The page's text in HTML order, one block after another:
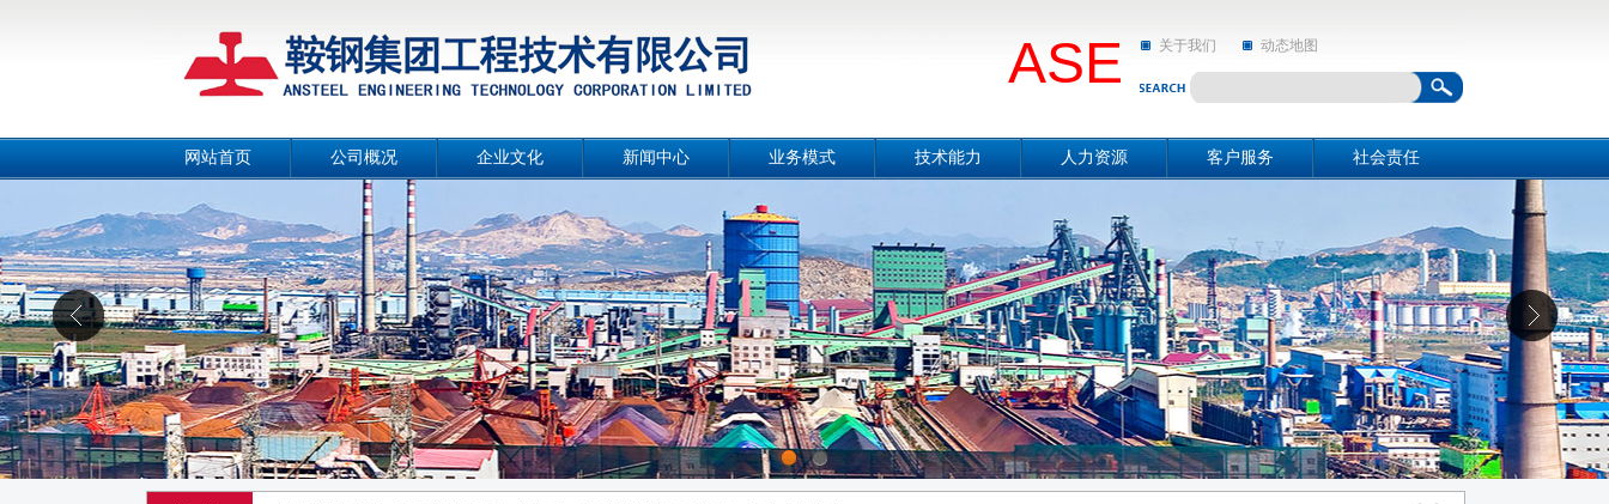
ASE 关于我们 动态地图
网站首页 公司概况
公司简介
总经理致辞
战略目标
组织机构
工作团队
荣誉资质
事业部和分公司
企业文化
公司宣传片
工作理念
公司风采
人文环境
新闻中心
媒体报道
项目公示
行业分析
业务模式
设计咨询
工程总承包
合同能源管理服务
工程监理
技术能力
节能环保技术
城市服务
勘测及岩土工程
智能制造
案例展示
人力资源
招聘信息
客户服务 社会责任
亲和动态
1 2
喜迎公司第四次党代会，向建院70周年献礼|党代表们话心声
喜讯！鞍钢集团工程技术公司又中标一料场棚化封闭项目
鞍钢集团工程技术有限公司混合所有制改革项目增资扩股签约仪式举行
宁钢260㎡烧结机项目主控楼封顶